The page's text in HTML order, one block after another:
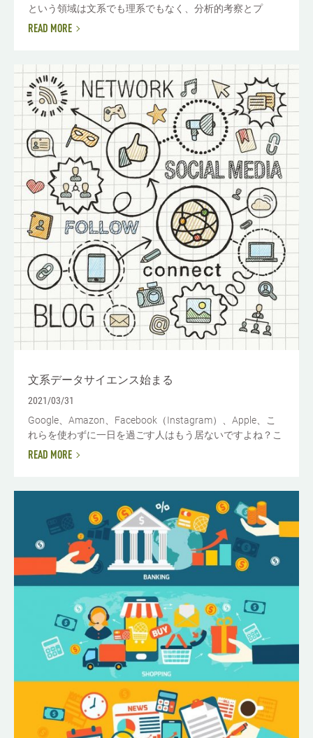
という領域は文系でも理系でもなく、分析的考察とプ
READ MORE
文系データサイエンス始まる
2021/03/31
Google、Amazon、Facebook（Instagram）、Apple、こ
れらを使わずに一日を過ごす人はもう居ないですよね？こ
READ MORE